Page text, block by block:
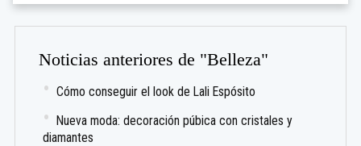
Noticias anteriores de "Belleza"
Cómo conseguir el look de Lali Espósito
Nueva moda: decoración púbica con cristales y
diamantes